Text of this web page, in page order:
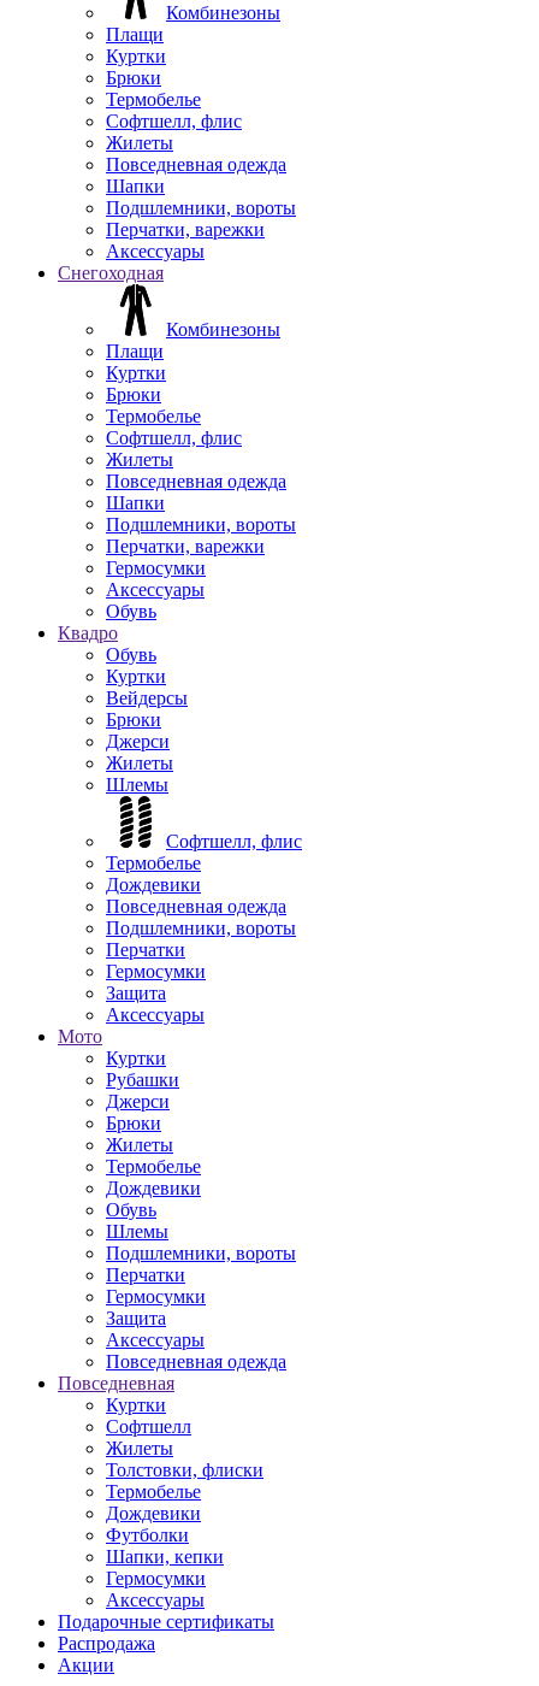
Комбинезоны
Плащи
Куртки
Брюки
Термобелье
Софтшелл, флис
Жилеты
Повседневная одежда
Шапки
Подшлемники, вороты
Перчатки, варежки
Аксессуары
Снегоходная
Комбинезоны
Плащи
Куртки
Брюки
Термобелье
Софтшелл, флис
Жилеты
Повседневная одежда
Шапки
Подшлемники, вороты
Перчатки, варежки
Гермосумки
Аксессуары
Обувь
Квадро
Обувь
Куртки
Вейдерсы
Брюки
Джерси
Жилеты
Шлемы
Софтшелл, флис
Термобелье
Дождевики
Повседневная одежда
Подшлемники, вороты
Перчатки
Гермосумки
Защита
Аксессуары
Мото
Куртки
Рубашки
Джерси
Брюки
Жилеты
Термобелье
Дождевики
Обувь
Шлемы
Подшлемники, вороты
Перчатки
Гермосумки
Защита
Аксессуары
Повседневная одежда
Повседневная
Куртки
Софтшелл
Жилеты
Толстовки, флиски
Термобелье
Дождевики
Футболки
Шапки, кепки
Гермосумки
Аксессуары
Подарочные сертификаты
Распродажа
Акции